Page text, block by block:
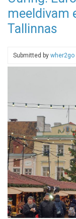
Ühing
avastama
meeldivam
Tallinnas
Submitted by wher2go